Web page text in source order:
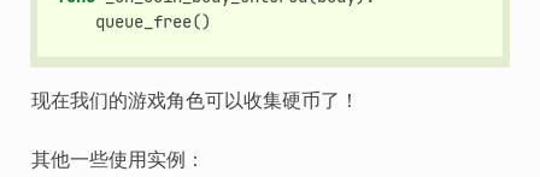
queue_free()
现在我们的游戏角色可以收集硬币了！
其他一些使用实例：